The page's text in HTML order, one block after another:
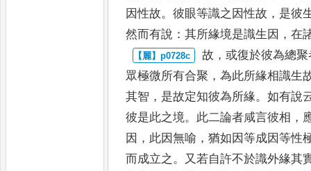
因性故。彼眼等識之因性故 ， 是彼
然而有說 ：其所緣境是識生因 ，在
故 ，或復於彼為總聚
眾極微所有合聚 ，為此所緣相識生
其智 ， 是故定知彼為所緣。如有說
彼是此之境。 此二論者咸言彼相 ，
因 ， 此因無喻 ，猶如因等成因等性
而成立之。 又若自許不於識外緣其